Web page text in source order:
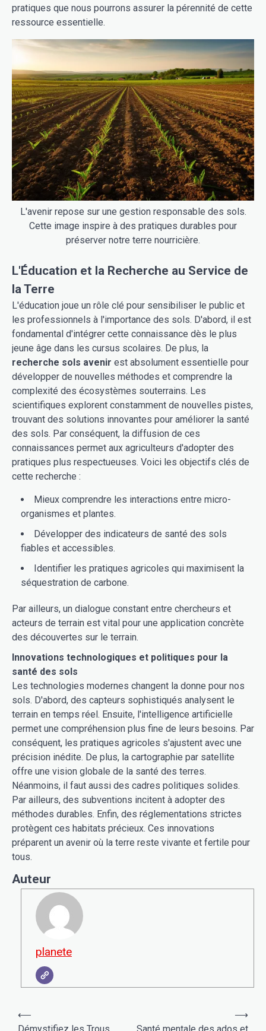
pratiques que nous pourrons assurer la pérennité de cette
ressource essentielle.
L'avenir repose sur une gestion responsable des sols.
Cette image inspire à des pratiques durables pour
préserver notre terre nourricière.
L'Éducation et la Recherche au Service de
la Terre
L'éducation joue un rôle clé pour sensibiliser le public et
les professionnels à l'importance des sols. D'abord, il est
fondamental d'intégrer cette connaissance dès le plus
jeune âge dans les cursus scolaires. De plus, la
recherche sols avenir est absolument essentielle pour
développer de nouvelles méthodes et comprendre la
complexité des écosystèmes souterrains. Les
scientifiques explorent constamment de nouvelles pistes,
trouvant des solutions innovantes pour améliorer la santé
des sols. Par conséquent, la diffusion de ces
connaissances permet aux agriculteurs d'adopter des
pratiques plus respectueuses. Voici les objectifs clés de
cette recherche :
Mieux comprendre les interactions entre micro-
organismes et plantes.
Développer des indicateurs de santé des sols
fiables et accessibles.
Identifier les pratiques agricoles qui maximisent la
séquestration de carbone.
Par ailleurs, un dialogue constant entre chercheurs et
acteurs de terrain est vital pour une application concrète
des découvertes sur le terrain.
Innovations technologiques et politiques pour la
santé des sols
Les technologies modernes changent la donne pour nos
sols. D'abord, des capteurs sophistiqués analysent le
terrain en temps réel. Ensuite, l'intelligence artificielle
permet une compréhension plus fine de leurs besoins. Par
conséquent, les pratiques agricoles s'ajustent avec une
précision inédite. De plus, la cartographie par satellite
offre une vision globale de la santé des terres.
Néanmoins, il faut aussi des cadres politiques solides.
Par ailleurs, des subventions incitent à adopter des
méthodes durables. Enfin, des réglementations strictes
protègent ces habitats précieux. Ces innovations
préparent un avenir où la terre reste vivante et fertile pour
tous.
Auteur
planete
Navigation
⟵
⟶